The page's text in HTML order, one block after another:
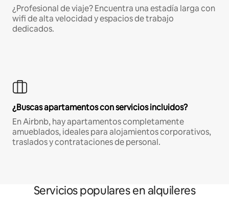
¿Profesional de viaje? Encuentra una estadía larga con
wifi de alta velocidad y espacios de trabajo
dedicados.
¿Buscas apartamentos con servicios incluidos?
En Airbnb, hay apartamentos completamente
amueblados, ideales para alojamientos corporativos,
traslados y contrataciones de personal.
Servicios populares en alquileres